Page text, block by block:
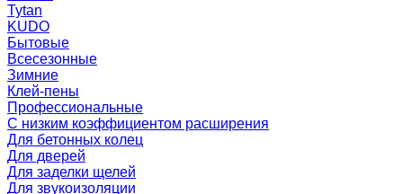
Tytan
KUDO
Бытовые
Всесезонные
Зимние
Клей-пены
Профессиональные
С низким коэффициентом расширения
Для бетонных колец
Для дверей
Для заделки щелей
Для звукоизоляции